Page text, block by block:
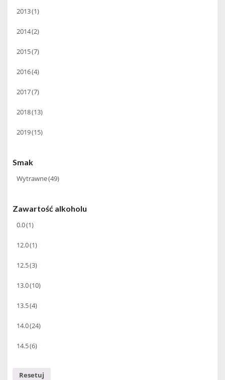
2013(1)
2014(2)
2015(7)
2016(4)
2017(7)
2018(13)
2019(15)
Smak
Wytrawne(49)
Zawartość alkoholu
0.0(1)
12.0(1)
12.5(3)
13.0(10)
13.5(4)
14.0(24)
14.5(6)
Resetuj